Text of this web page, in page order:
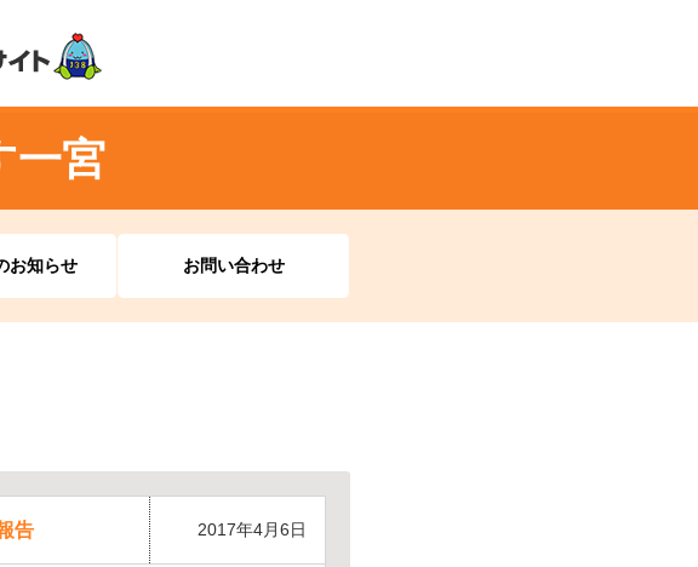
一宮
お知らせ お問い合わせ
告 2017年4月6日